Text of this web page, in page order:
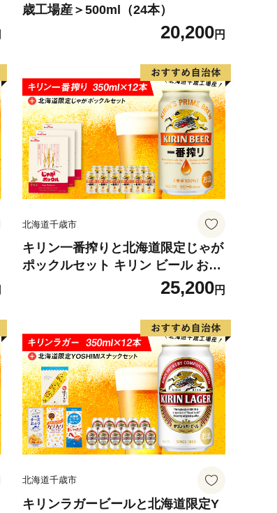
歳工場産＞500ml（24本）
20,200円
北海道千歳市
キリン一番搾りと北海道限定じゃが
ポックルセット キリン ビール お菓
25,200円
北海道千歳市
キリンラガービールと北海道限定Y